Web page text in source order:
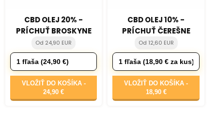
CBD OLEJ 20% -
PRÍCHUŤ BROSKYNE
Od 24,90 EUR
VLOŽIŤ DO KOŠÍKA -
24,90 €
CBD OLEJ 10% -
PRÍCHUŤ ČEREŠNE
Od 12,60 EUR
VLOŽIŤ DO KOŠÍKA -
18,90 €